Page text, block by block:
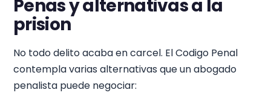
Penas y alternativas a la
prision
No todo delito acaba en carcel. El Codigo Penal
contempla varias alternativas que un abogado
penalista puede negociar: